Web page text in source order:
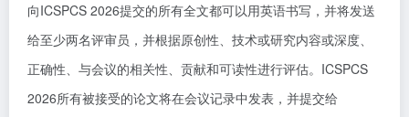
向ICSPCS 2026提交的所有全文都可以用英语书写，并将发送
给至少两名评审员，并根据原创性、技术或研究内容或深度、
正确性、与会议的相关性、贡献和可读性进行评估。ICSPCS
2026所有被接受的论文将在会议记录中发表，并提交给